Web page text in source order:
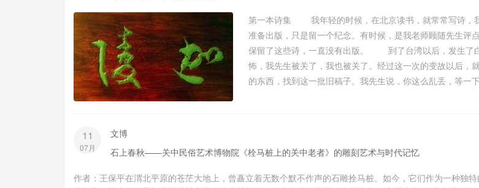
第一本诗集 我年轻的时候，在北京读书，就常常写诗，
准备出版，只是留一个纪念。有时候，是我老师顾随先生评
保留了这些诗，一直没有出版。 到了台湾以后，发生了
怖，我先生被关了，我也被关了。经过这一次的变故以后，
的东西，找到这一批旧稿子。我先生说，你这么乱丢，等一
11
07月
文博
石上春秋——关中民俗艺术博物院《栓马桩上的关中老者》的雕刻艺术与时代记忆
作者：王保平在渭北平原的苍茫大地上，曾矗立着无数个默不作声的石雕拴马桩。如今，它们作为一种独